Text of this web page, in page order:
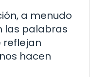
a menudo
las palabras
reflejan
hacen